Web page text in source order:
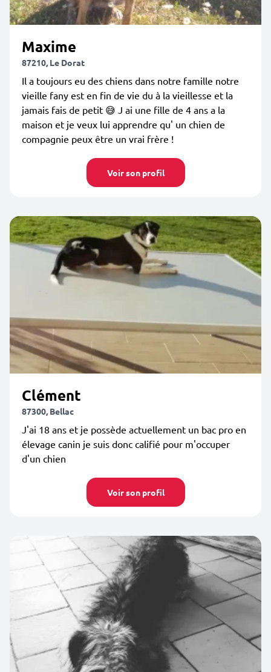
Maxime
87210, Le Dorat
Il a toujours eu des chiens dans notre famille notre
vieille fany est en fin de vie du à la vieillesse et la
jamais fais de petit 😅 J ai une fille de 4 ans a la
maison et je veux lui apprendre qu' un chien de
compagnie peux être un vrai frère !
Voir son profil
Clément
87300, Bellac
J'ai 18 ans et je possède actuellement un bac pro en
élevage canin je suis donc califié pour m'occuper
d'un chien
Voir son profil